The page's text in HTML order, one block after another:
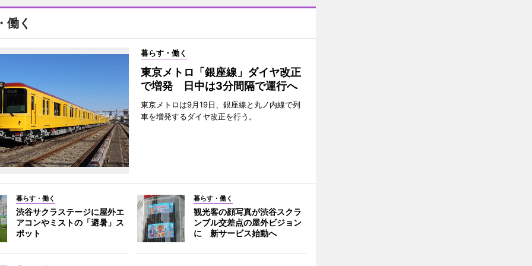
働く
暮らす・働く
東京メトロ「銀座線」ダイヤ改正
で増発 日中は3分間隔で運行へ
東京メトロは9月19日、銀座線と丸ノ内線で列
車を増発するダイヤ改正を行う。
暮らす・働く
渋谷サクラステージに屋外エ
アコンやミストの「避暑」ス
ポット
暮らす・働く
観光客の顔写真が渋谷スクラ
ンブル交差点の屋外ビジョン
に 新サービス始動へ